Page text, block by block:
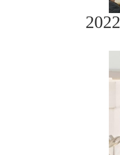
2022